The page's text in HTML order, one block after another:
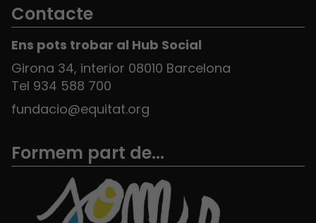
Contacte
Ens pots trobar al Hub Social
Girona 34, interior 08010 Barcelona
Tel 934 588 700
fundacio@equitat.org
Formem part de...